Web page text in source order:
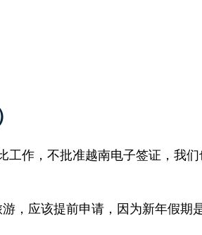
工作，不批准越南电子签证，我
，应该提前申请，因为新年假